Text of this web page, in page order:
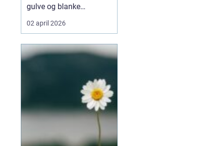
gulve og blanke
overflader. Rengøringen
påvirker både
kundernes
virksomhedens drift.
Alligevel er rengøring
02 april 2026